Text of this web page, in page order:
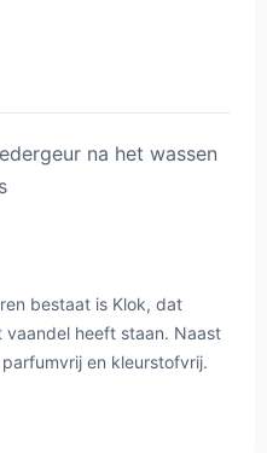
na het wassen
bestaat is Klok, dat
heeft staan. Naast
en kleurstofvrij.